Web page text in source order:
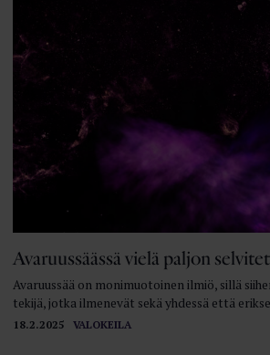
18.2.2025 VALOKEILA
Avaruussäässä vielä paljon
Avaruussää on monimuotoinen ilmiö, sillä
tekijä, jotka ilmenevät sekä yhdessä että